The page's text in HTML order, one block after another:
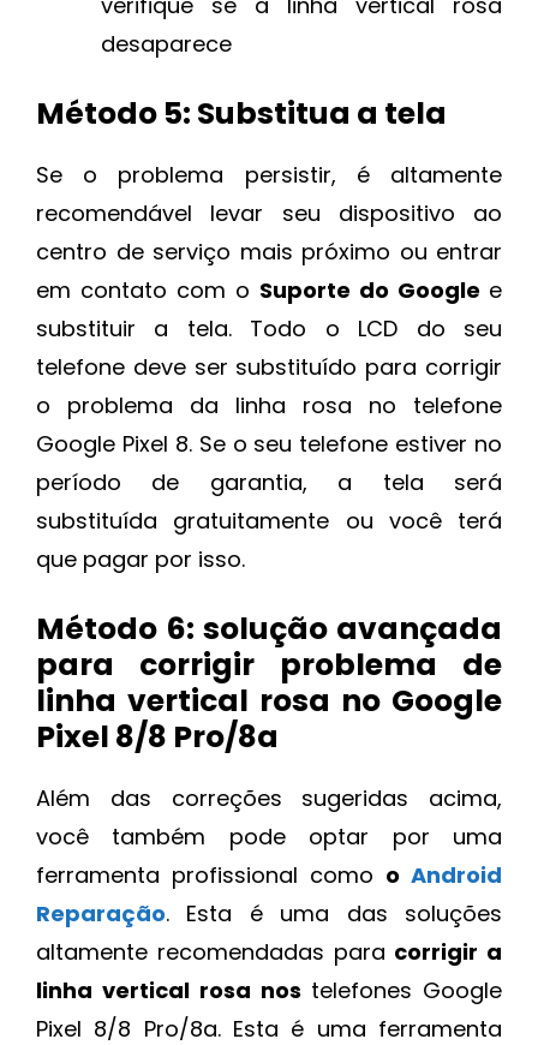
desaparece
Método 5: Substitua a tela
Se o problema persistir, é altamente
recomendável levar seu dispositivo ao
centro de serviço mais próximo ou entrar
em contato com o Suporte do Google e
substituir a tela. Todo o LCD do seu
telefone deve ser substituído para corrigir
o problema da linha rosa no telefone
Google Pixel 8. Se o seu telefone estiver no
período de garantia, a tela será
substituída gratuitamente ou você terá
que pagar por isso.
Método 6: solução avançada
para corrigir problema de
linha vertical rosa no Google
Pixel 8/8 Pro/8a
Além das correções sugeridas acima,
você também pode optar por uma
ferramenta profissional como o Android
Reparação. Esta é uma das soluções
altamente recomendadas para corrigir a
linha vertical rosa nos telefones Google
Pixel 8/8 Pro/8a. Esta é uma ferramenta